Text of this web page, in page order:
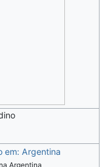
Argentina